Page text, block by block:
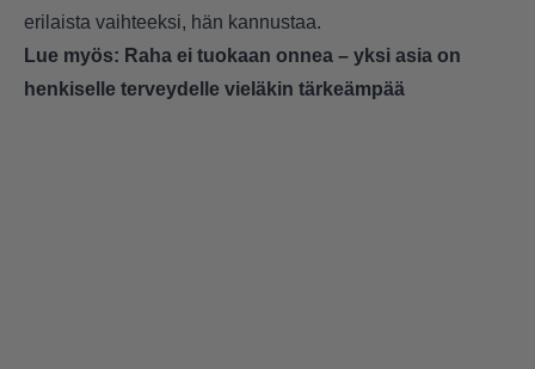
erilaista vaihteeksi, hän kannustaa.
Lue myös: Raha ei tuokaan onnea – yksi asia on
henkiselle terveydelle vieläkin tärkeämpää